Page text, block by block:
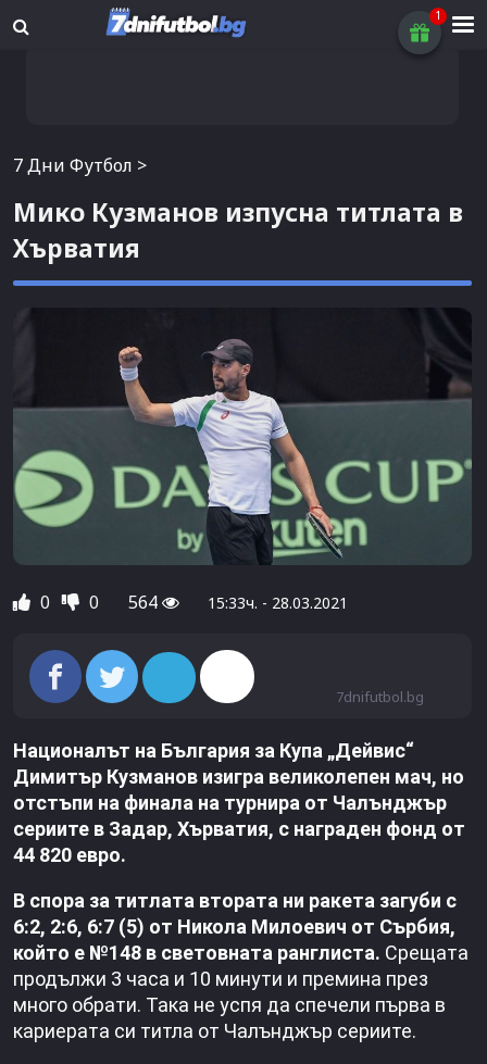
7 Дни Футбол >
Мико Кузманов изпусна титлата в
Хърватия
0 0 564 15:33ч. - 28.03.2021
7dnifutbol.bg
Националът на България за Купа „Дейвис“
Димитър Кузманов изигра великолепен мач, но
отстъпи на финала на турнира от Чалънджър
сериите в Задар, Хърватия, с награден фонд от
44 820 eвро.
В спора за титлата втората ни ракета загуби с
6:2, 2:6, 6:7 (5) от Никола Милоевич от Сърбия,
който е №148 в световната ранглиста. Срещата
продължи 3 часа и 10 минути и премина през
много обрати. Така не успя да спечели първа в
кариерата си титла от Чалънджър сериите.